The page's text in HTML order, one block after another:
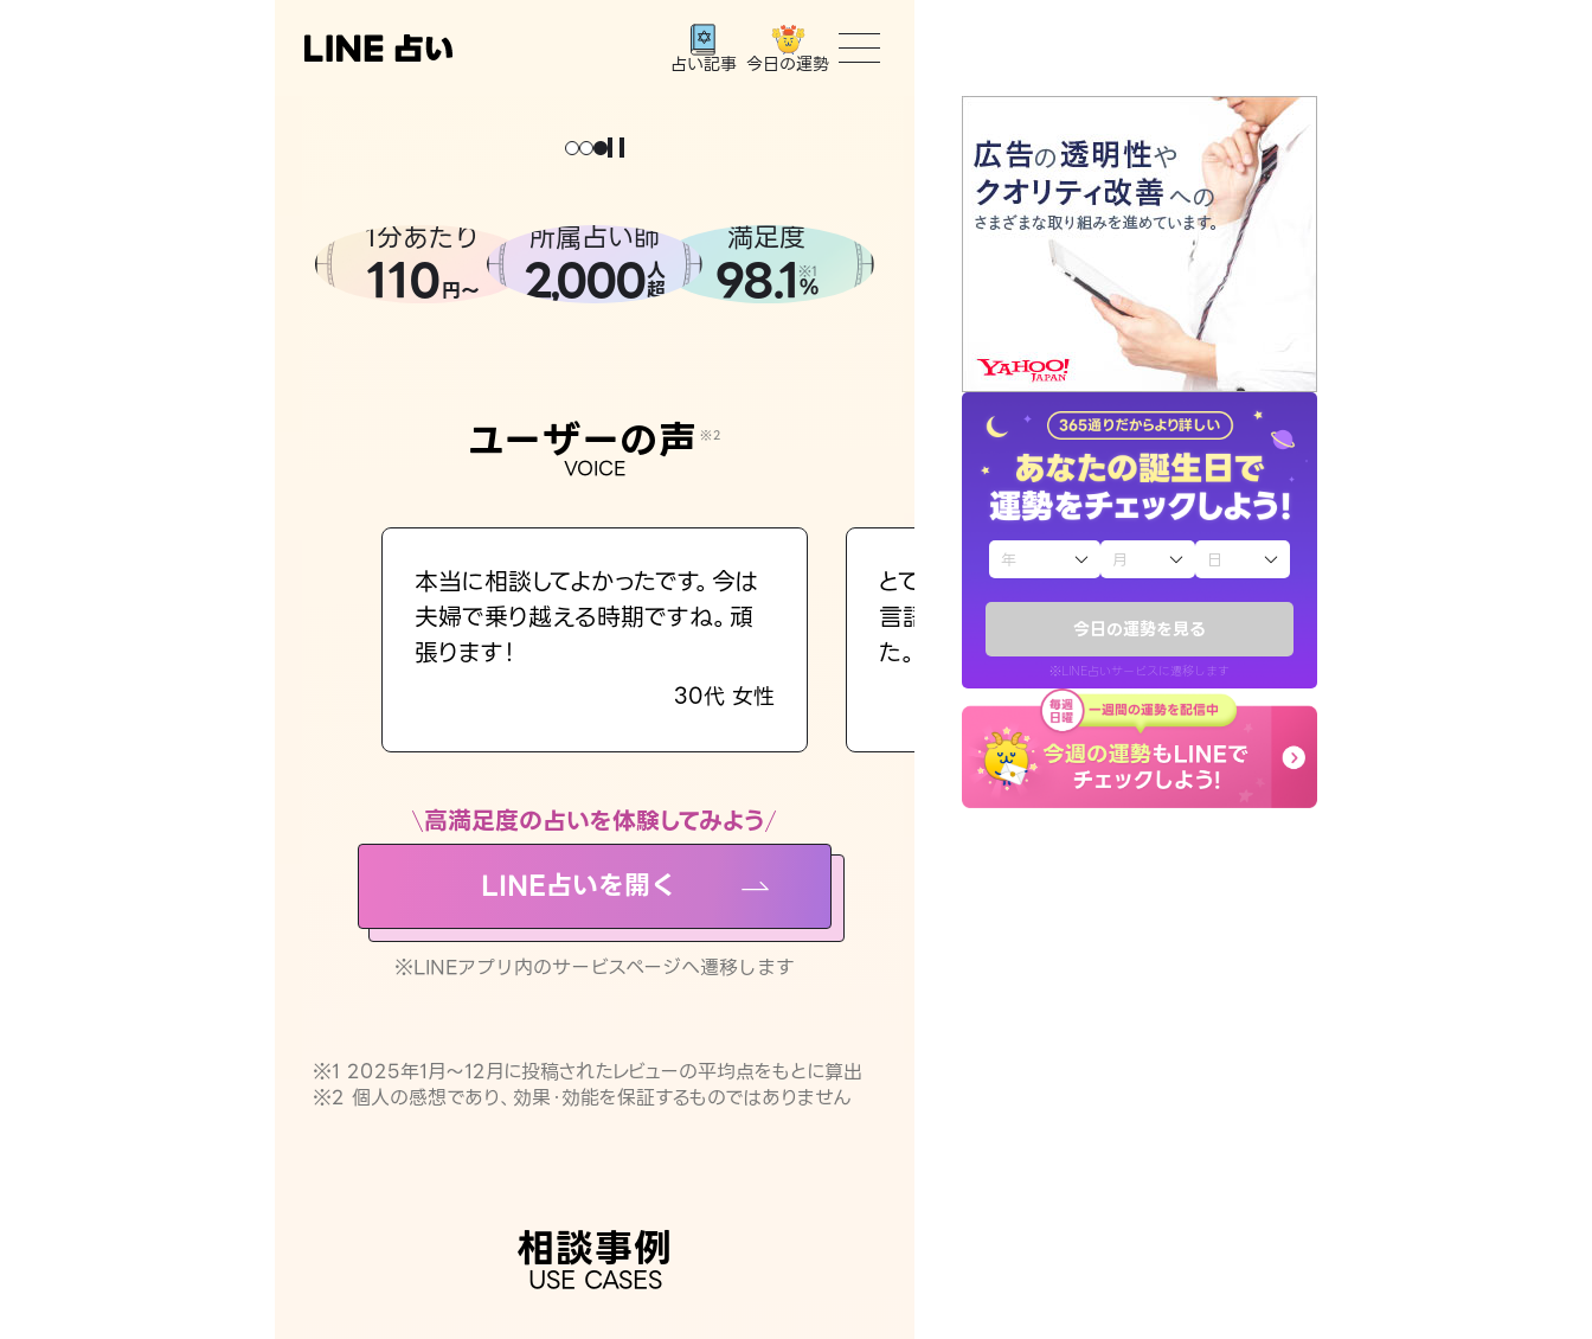
今日の運勢を見る
※LINE占いサービスに遷移します
占い記事 今日の運勢
トップ
ユーザーの声
占いの流れ
おすすめの占い師
よくある質問
えもじの子（占）12星座占い
お知らせ
1分あたり
110円〜
所属占い師
2,000人
超
満足度
98.1 ※1
%
ユーザーの声 ※2
VOICE
本当に相談してよかったです。今は
夫婦で乗り越える時期ですね。頑
張ります！
30代 女性
とても的確で感じていた違和感を
言語化してくれたので腑に落ちまし
た。
30代 女性
高満足度の占いを体験してみよう
LINE占いを開く
※LINEアプリ内のサービスページへ遷移します
※1 2025年1月〜12月に投稿されたレビューの平均点をもとに算出
※2 個人の感想であり、効果・効能を保証するものではありません
相談事例
USE CASES